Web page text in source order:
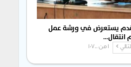
يستعرض في ورشة عمل
انتقال…
1 من 1٬700